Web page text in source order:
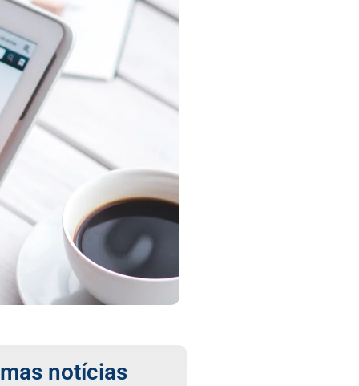
notícias